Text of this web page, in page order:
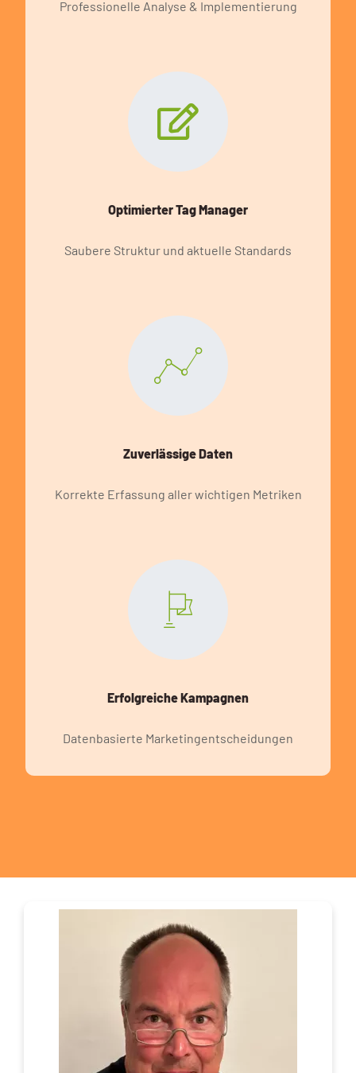
Professionelle Analyse & Implementierung
Optimierter Tag Manager
Saubere Struktur und aktuelle Standards
Zuverlässige Daten
Korrekte Erfassung aller wichtigen Metriken
Erfolgreiche Kampagnen
Datenbasierte Marketingentscheidungen